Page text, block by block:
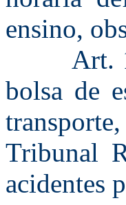
ensino,
Art.
bolsa de
Tribunal
acidentes